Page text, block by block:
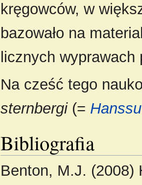
kręgowców, w
bazowało na
licznych
Na cześć tego
sternbergi(=
Bibliografia
Benton, M.J. (2008)